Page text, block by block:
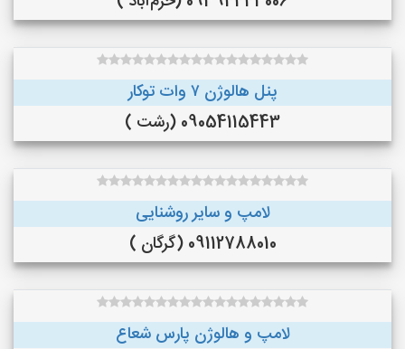
پنل هالوژن ۷ وات توکار
09054115443 (رشت )
لامپ و سایر روشنایی
09112788010 (گرگان )
لامپ و هالوژن پارس شعاع